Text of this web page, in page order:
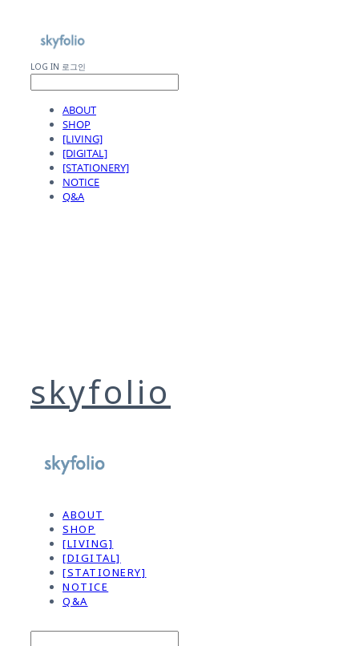
LOG IN 로그인
ABOUT
SHOP
[LIVING]
[DIGITAL]
[STATIONERY]
NOTICE
Q&A
skyfolio
ABOUT
SHOP
[LIVING]
[DIGITAL]
[STATIONERY]
NOTICE
Q&A